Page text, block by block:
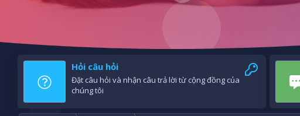
Hỏi câu hỏi
Đặt câu hỏi và nhận câu trả lời từ cộng đồng của
chúng tôi